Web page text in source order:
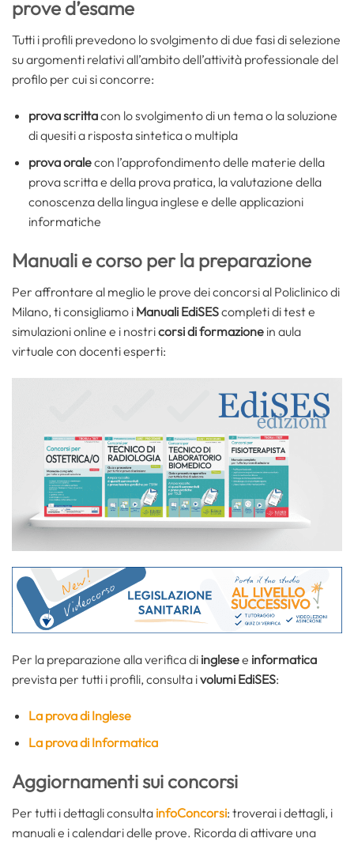
prove d’esame
Tutti i profili prevedono lo svolgimento di due fasi di selezione
su argomenti relativi all’ambito dell’attività professionale del
profilo per cui si concorre:
prova scrittacon lo svolgimento di un tema o la soluzione
di quesiti a risposta sintetica o multipla
prova oralecon l’approfondimento delle materie della
prova scritta e della prova pratica, la valutazione della
conoscenza della lingua inglese e delle applicazioni
informatiche
Manuali e corso per la preparazione
Per affrontare al meglio le prove dei concorsi al Policlinico di
Milano, ti consigliamo i Manuali EdiSEScompleti di test e
simulazioni online e i nostricorsi di formazione in aula
virtuale con docenti esperti:
Per la preparazione alla verifica di inglesee informatica
prevista per tutti i profili, consulta ivolumi EdiSES:
La prova di Inglese
La prova di Informatica
Aggiornamenti sui concorsi
Per tutti i dettagli consulta infoConcorsi: troverai i dettagli, i
manuali e i calendari delle prove. Ricorda di attivare una